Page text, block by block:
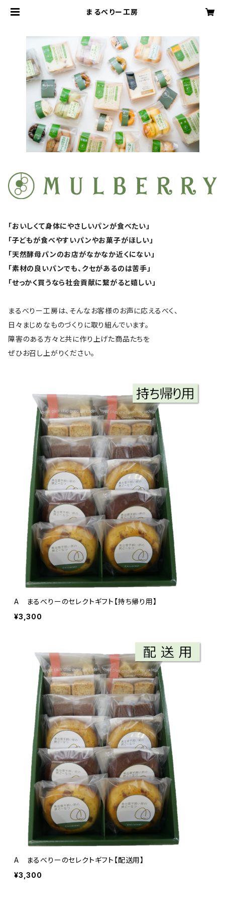
まるべりー工房
「おいしくて身体にやさしいパンが食べたい」
「子どもが食べやすいパンやお菓子がほしい」
「天然酵母パンのお店がなかなか近くにない」
「素材の良いパンでも、クセがあるのは苦手」
「せっかく買うなら社会貢献に繋がると嬉しい」
まるべりー工房は、そんなお客様のお声に応えるべく、
日々まじめなものづくりに取り組んでいます。
障害のある方々と共に作り上げた商品たちを
ぜひお召し上がりください。
A まるべりーのセレクトギフト【持ち帰り用】
¥3,300
A まるべりーのセレクトギフト【配送用】
¥3,300